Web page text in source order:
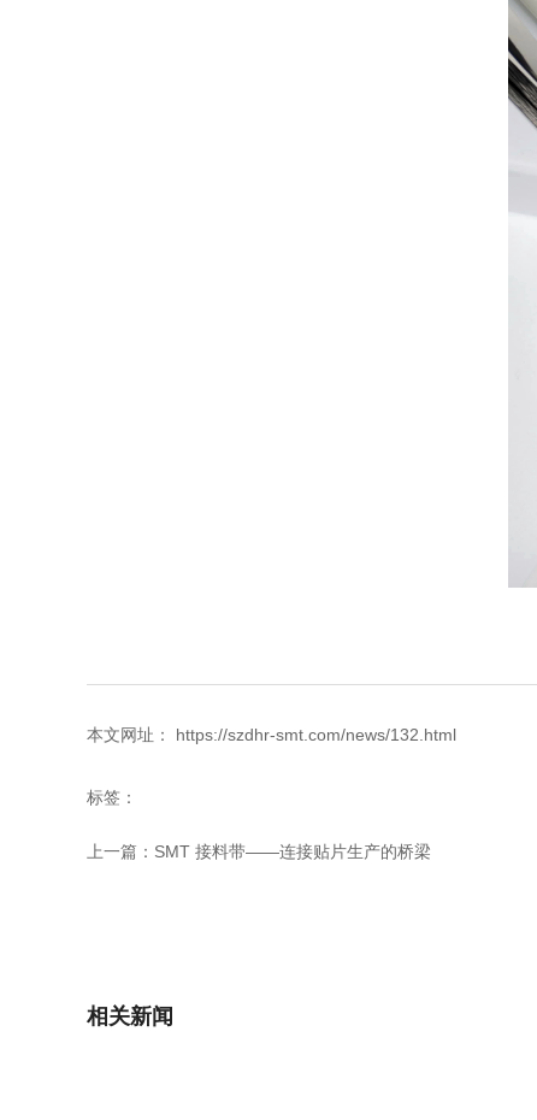
本文网址： https://szdhr-smt.com/news/132.html
标签：
上一篇： SMT 接料带——连接贴片生产的桥梁
相关新闻